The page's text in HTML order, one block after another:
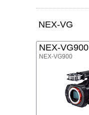
NEX-VG
NEX-VG900
NEX-VG900